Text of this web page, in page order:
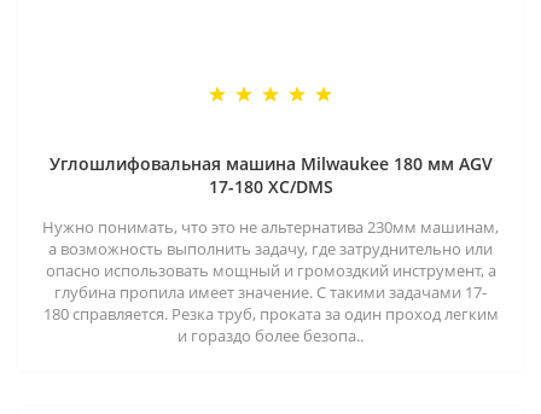
Углошлифовальная машина Milwaukee 180 мм AGV
17-180 XC/DMS
Нужно понимать, что это не альтернатива 230мм машинам,
а возможность выполнить задачу, где затруднительно или
опасно использовать мощный и громоздкий инструмент, а
глубина пропила имеет значение. С такими задачами 17-
180 справляется. Резка труб, проката за один проход легким
и гораздо более безопа..